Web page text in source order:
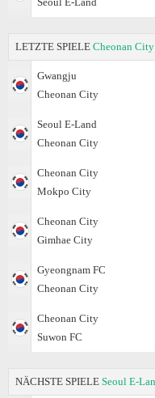
LETZTE SPIELE Cheonan City
Gwangju
Cheonan City
Seoul E-Land
Cheonan City
Cheonan City
Mokpo City
Cheonan City
Gimhae City
Gyeongnam FC
Cheonan City
Cheonan City
Suwon FC
NÄCHSTE SPIELE Seoul E-